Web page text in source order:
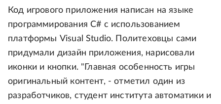
Код игрового приложения написан на языке
программирования C# с использованием
платформы Visual Studio. Политеховцы сами
придумали дизайн приложения, нарисовали
иконки и кнопки. "Главная особенность игры
оригинальный контент, - отметил один из
разработчиков, студент института автоматики и